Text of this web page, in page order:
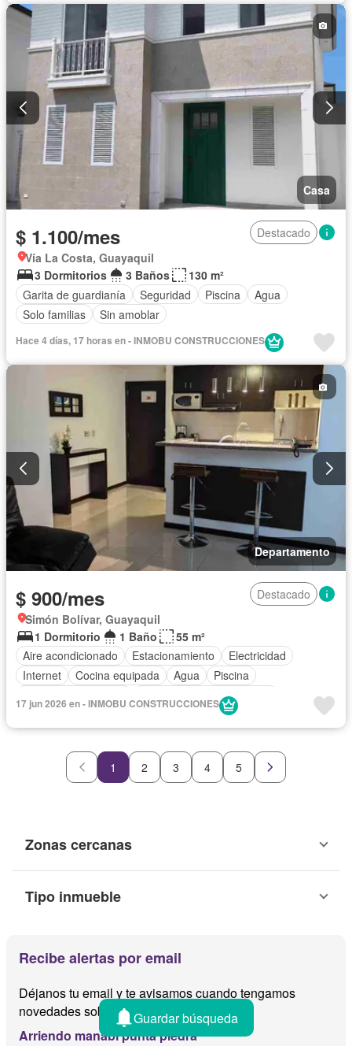
Casa
$ 1.100/mes
Destacado
Vía La Costa, Guayaquil
3 Dormitorios
3 Baños
130 m²
Garita de guardianía
Seguridad Piscina
Agua
Solo familias
Sin amoblar
Hace 4 días, 17 horas en - INMOBU CONSTRUCCIONES
Departamento
$ 900/mes
Destacado
Simón Bolívar, Guayaquil
1 Dormitorio
1 Baño
55 m²
Aire acondicionado
Estacionamiento
Electricidad
Internet
Cocina equipada Agua
Piscina
Completamente amoblado
17 jun 2026 en - INMOBU CONSTRUCCIONES
1 2 3 4 5
Zonas cercanas
Tipo inmueble
Recibe alertas por email
Déjanos tu email y te avisamos cuando tengamos
novedades sobre
Arriendo manabi punta piedra
Guardar búsqueda